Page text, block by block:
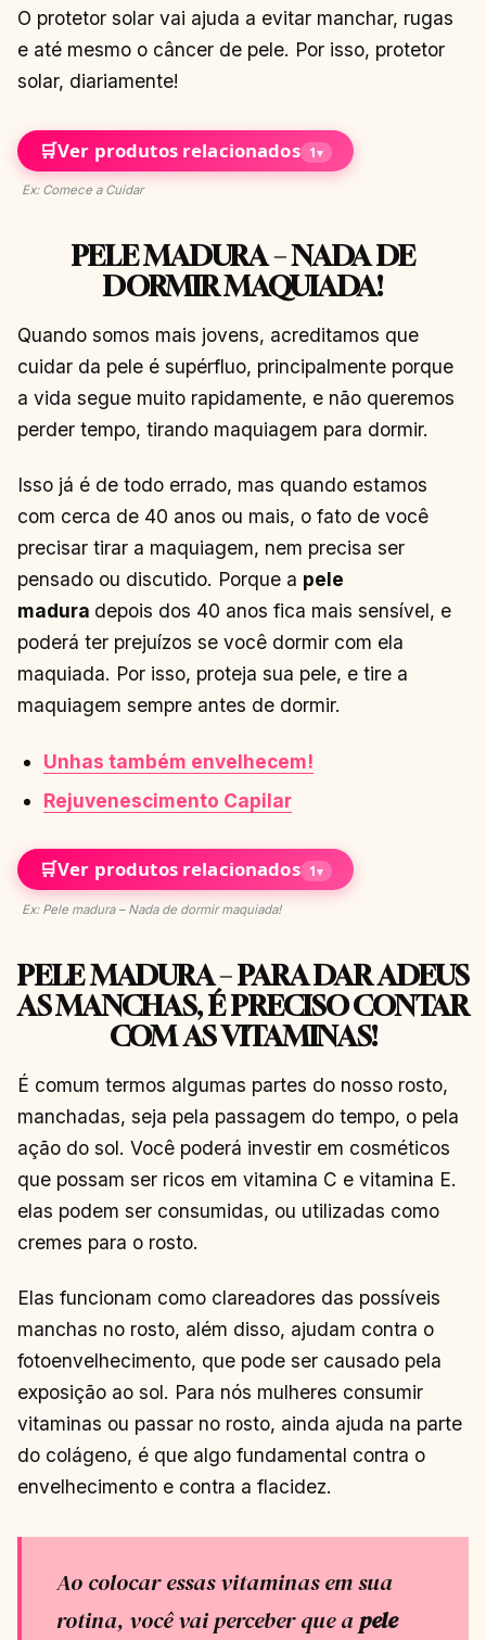
O protetor solar vai ajuda a evitar manchar, rugas
e até mesmo o câncer de pele. Por isso, protetor
solar, diariamente!
🛒Ver produtos relacionados 1▾
Ex: Comece a Cuidar
PELE MADURA–NADA DE
DORMIR MAQUIADA!
Quando somos mais jovens, acreditamos que
cuidar da pele é supérfluo, principalmente porque
a vida segue muito rapidamente, e não queremos
perder tempo, tirando maquiagem para dormir.
Isso já é de todo errado, mas quando estamos
com cerca de 40 anos ou mais, o fato de você
precisar tirar a maquiagem, nem precisa ser
pensado ou discutido. Porque a pele
madura depois dos 40 anos fica mais sensível, e
poderá ter prejuízos se você dormir com ela
maquiada. Por isso, proteja sua pele, e tire a
maquiagem sempre antes de dormir.
Unhas também envelhecem!
Rejuvenescimento Capilar
🛒Ver produtos relacionados 1▾
Ex: Pele madura – Nada de dormir maquiada!
PELE MADURA – PARA DAR ADEUS
AS MANCHAS, É PRECISO CONTAR
COM AS VITAMINAS!
É comum termos algumas partes do nosso rosto,
manchadas, seja pela passagem do tempo, o pela
ação do sol. Você poderá investir em cosméticos
que possam ser ricos em vitamina C e vitamina E.
elas podem ser consumidas, ou utilizadas como
cremes para o rosto.
Elas funcionam como clareadores das possíveis
manchas no rosto, além disso, ajudam contra o
fotoenvelhecimento, que pode ser causado pela
exposição ao sol. Para nós mulheres consumir
vitaminas ou passar no rosto, ainda ajuda na parte
do colágeno, é que algo fundamental contra o
envelhecimento e contra a flacidez.
Ao colocar essas vitaminas em sua
rotina, você vai perceber que a pele